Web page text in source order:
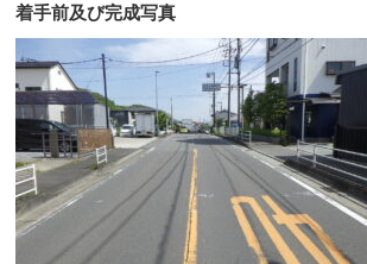
着手前及び完成写真